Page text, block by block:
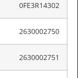
0FE3R14302
2630002750
2630002751